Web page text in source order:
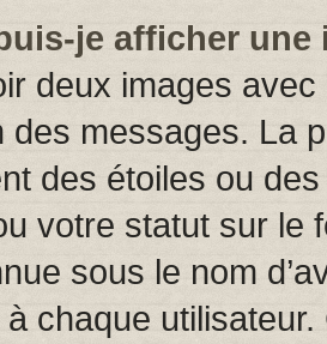
je afficher une
deux images
des messages. La
des étoiles ou
votre statut sur le
sous le nom
chaque utilisateur.